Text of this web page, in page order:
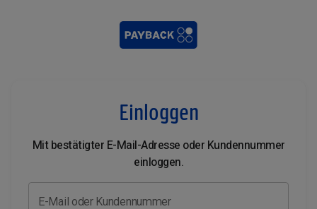
Einloggen
Mit bestätigter E-Mail-Adresse oder Kundennummer
einloggen.
E-Mail oder Kundennummer